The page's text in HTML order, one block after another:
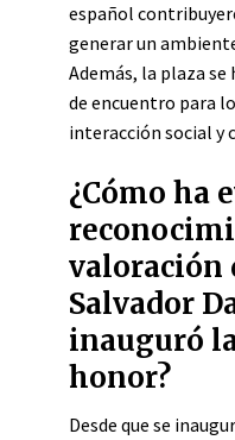
español
generar un
Además, la plaza
de encuentro para
interacción social y
¿Cómo ha
valoración
Salvador
inauguró
honor?
Desde que se